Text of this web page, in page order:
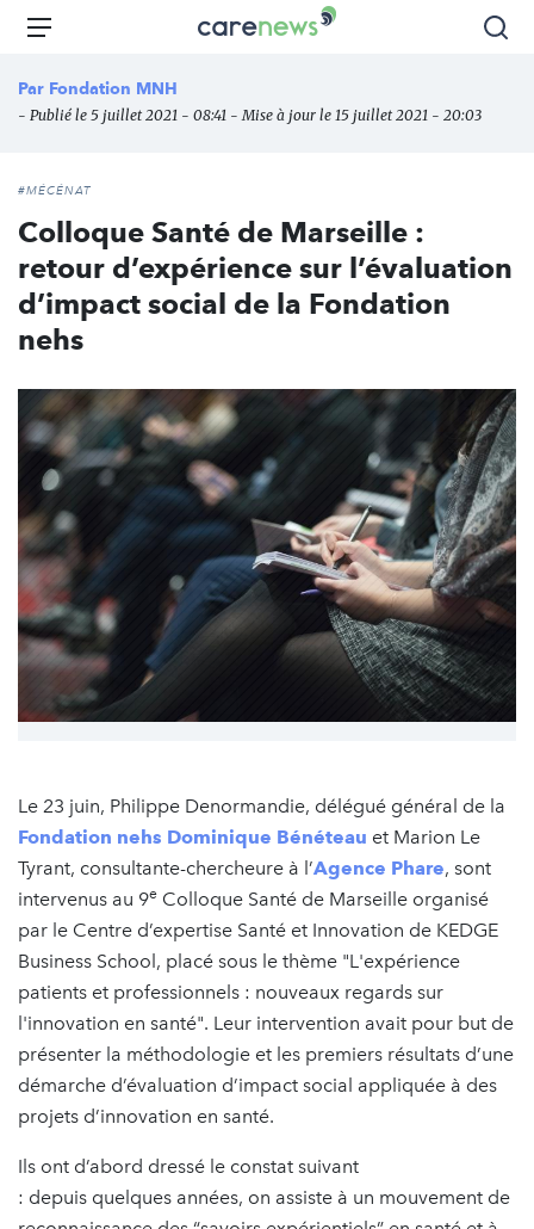
Aller
principal
Carenews,
des
Menu
Par Fondation MNH
- Publié le 5 juillet 2021 - 08:41 - Mise à jour le 15 juillet 2021 - 20:03
#MÉCÉNAT
Colloque Santé de Marseille :
retour d’expérience sur l’évaluation
d’impact social de la Fondation
nehs
Le 23 juin, Philippe Denormandie, délégué général de la
Fondation nehs Dominique Bénéteau et Marion Le
Tyrant, consultante-chercheure à l’Agence Phare, sont
intervenus au 9e Colloque Santé de Marseille organisé
par le Centre d’expertise Santé et Innovation de KEDGE
Business School, placé sous le thème "L'expérience
patients et professionnels : nouveaux regards sur
l'innovation en santé". Leur intervention avait pour but de
présenter la méthodologie et les premiers résultats d’une
démarche d’évaluation d’impact social appliquée à des
projets d’innovation en santé.
Ils ont d’abord dressé le constat suivant
: depuis quelques années, on assiste à un mouvement de